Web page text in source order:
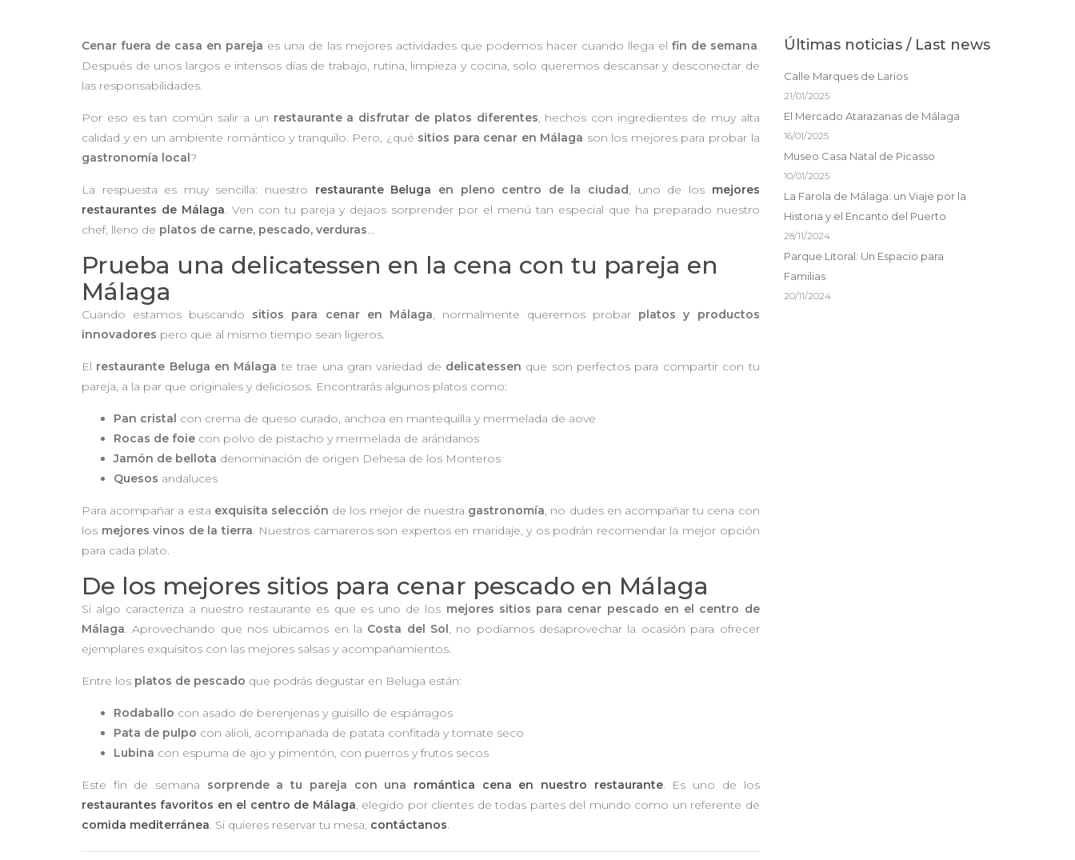
Cenar fuera de casa en pareja es una de las mejores actividades que podemos hacer cuando llega el fin de semana.
Después de unos largos e intensos días de trabajo, rutina, limpieza y cocina, solo queremos descansar y desconectar de
las responsabilidades.
Por eso es tan común salir a un restaurante a disfrutar de platos diferentes, hechos con ingredientes de muy alta
calidad y en un ambiente romántico y tranquilo. Pero, ¿qué sitios para cenar en Málaga son los mejores para probar la
gastronomía local?
La respuesta es muy sencilla: nuestro restaurante Beluga en pleno centro de la ciudad, uno de los mejores
restaurantes de Málaga. Ven con tu pareja y dejaos sorprender por el menú tan especial que ha preparado nuestro
chef, lleno de platos de carne, pescado, verduras…
Prueba una delicatessen en la cena con tu pareja en
Málaga
Cuando estamos buscando sitios para cenar en Málaga, normalmente queremos probar platos y productos
innovadores pero que al mismo tiempo sean ligeros.
El restaurante Beluga en Málaga te trae una gran variedad de delicatessen que son perfectos para compartir con tu
pareja, a la par que originales y deliciosos. Encontrarás algunos platos como:
Pan cristal con crema de queso curado, anchoa en mantequilla y mermelada de aove
Rocas de foie con polvo de pistacho y mermelada de arándanos
Jamón de bellota denominación de origen Dehesa de los Monteros
Quesos andaluces
Para acompañar a esta exquisita selección de los mejor de nuestra gastronomía, no dudes en acompañar tu cena con
los mejores vinos de la tierra. Nuestros camareros son expertos en maridaje, y os podrán recomendar la mejor opción
para cada plato.
De los mejores sitios para cenar pescado en Málaga
Si algo caracteriza a nuestro restaurante es que es uno de los mejores sitios para cenar pescado en el centro de
Málaga. Aprovechando que nos ubicamos en la Costa del Sol, no podíamos desaprovechar la ocasión para ofrecer
ejemplares exquisitos con las mejores salsas y acompañamientos.
Entre los platos de pescado que podrás degustar en Beluga están:
Rodaballo con asado de berenjenas y guisillo de espárragos
Pata de pulpo con alioli, acompañada de patata confitada y tomate seco
Lubina con espuma de ajo y pimentón, con puerros y frutos secos
Este fin de semana sorprende a tu pareja con una romántica cena en nuestro restaurante. Es uno de los
restaurantes favoritos en el centro de Málaga, elegido por clientes de todas partes del mundo como un referente de
comida mediterránea. Si quieres reservar tu mesa, contáctanos.
Últimas noticias / Last news
Calle Marques de Larios
21/01/2025
El Mercado Atarazanas de Málaga
16/01/2025
Museo Casa Natal de Picasso
10/01/2025
La Farola de Málaga: un Viaje por la
Historia y el Encanto del Puerto
28/11/2024
Parque Litoral: Un Espacio para
Familias
20/11/2024